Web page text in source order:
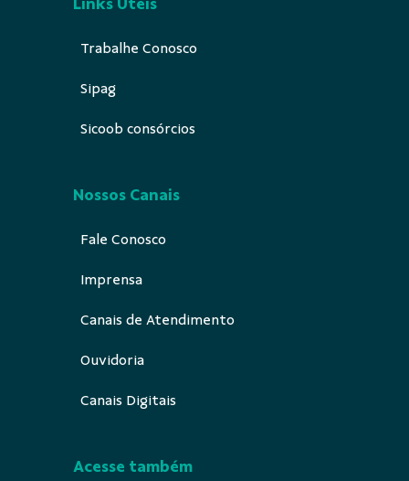
Links Úteis
Trabalhe Conosco
Sipag
Sicoob consórcios
Nossos Canais
Fale Conosco
Imprensa
Canais de Atendimento
Ouvidoria
Canais Digitais
Acesse também